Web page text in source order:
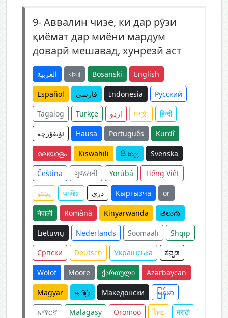
9-Аввалин чизе, ки дар рӯзи
қиёмат дар миёни мардум
доварӣ мешавад, хунрезӣ аст
العربية বাংলা Bosanski English
Español فارسی Indonesia Русский
Tagalog Türkçe اردو 中文 हिन्दी
ئۇيغۇرچە Hausa Português Kurdî
മലയാളം Kiswahili සිංහල Svenska
Čeština ગુજરાતી Yorùbá Tiếng Việt
پښتو অসমীয়া دری Кыргызча or
नेपाली Română Kinyarwanda తెలుగు
Lietuvių Nederlands Soomaali Shqip
Српски Deutsch Українська ಕನ್ನಡ
Wolof Moore ქართული Azərbaycan
Magyar தமிழ் Македонски မြန်မာ
አማርኛ Malagasy Oromoo ไทย मराठी